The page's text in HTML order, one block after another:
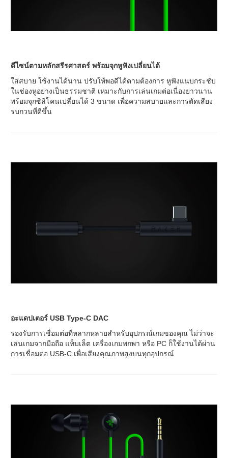
ดีไซน์ตามหลักสรีรศาสตร์ พร้อมจุกหูฟังเปลี่ยนได้
ใส่สบาย ใช้งานได้นาน ปรับให้พอดีได้ตามต้องการ หูฟังแนบกระชับ
ในช่องหูอย่างเป็นธรรมชาติ เหมาะกับการเล่นเกมต่อเนื่องยาวนาน
พร้อมจุกซิลิโคนเปลี่ยนได้ 3 ขนาด เพื่อความสบายและการตัดเสียง
รบกวนที่ดีขึ้น
อะแดปเตอร์ USB Type-C DAC
รองรับการเชื่อมต่อที่หลากหลายสำหรับอุปกรณ์เกมของคุณ ไม่ว่าจะ
เล่นเกมจากมือถือ แท็บเล็ต เครื่องเกมพกพา หรือ PC ก็ใช้งานได้ผ่าน
การเชื่อมต่อ USB-C เพื่อเสียงคุณภาพสูงบนทุกอุปกรณ์